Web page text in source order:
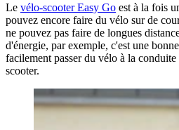
Le vélo-scooter Easy Go est à la fois
pouvez encore faire du vélo sur de
ne pouvez pas faire de longues
d'énergie, par exemple, c'est une
facilement passer du vélo à la
scooter.